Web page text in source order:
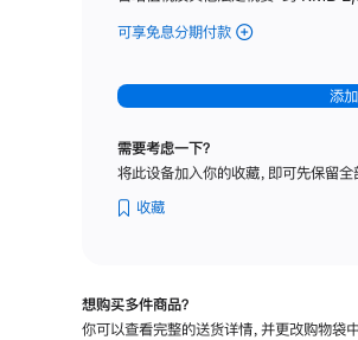
可享免息分期付款 (Studio
-
纳
理
可
添
需要考虑一下？
将此设备加入你的收藏，即可先保留全
收藏
想购买多件商品？
你可以查看完整的送货详情，并更改购物袋